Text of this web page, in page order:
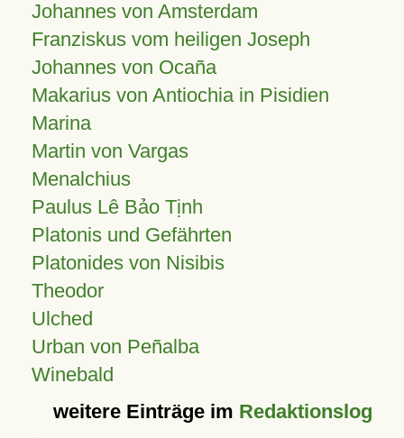
Johannes von Amsterdam
Franziskus vom heiligen Joseph
Johannes von Ocaña
Makarius von Antiochia in Pisidien
Marina
Martin von Vargas
Menalchius
Paulus Lê Bảo Tịnh
Platonis und Gefährten
Platonides von Nisibis
Theodor
Ulched
Urban von Peñalba
Winebald
weitere Einträge im Redaktionslog